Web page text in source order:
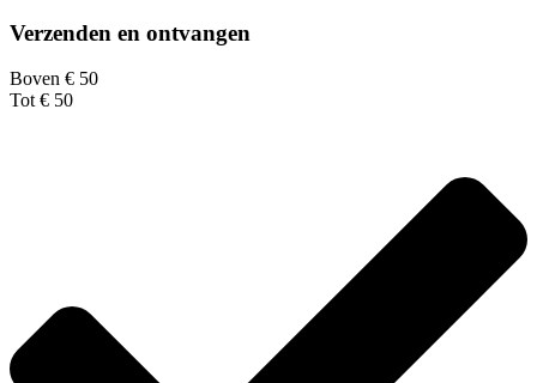
Verzenden en ontvangen
Boven € 50
Tot € 50